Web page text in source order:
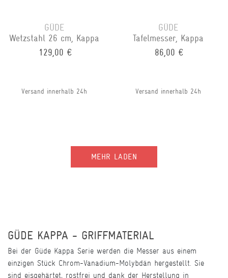
GÜDE
Wetzstahl 26 cm, Kappa
129,00 €
Versand innerhalb 24h
GÜDE
Tafelmesser, Kappa
86,00 €
Versand innerhalb 24h
MEHR LADEN
GÜDE KAPPA - GRIFFMATERIAL
Bei der Güde Kappa Serie werden die Messer aus einem
einzigen Stück Chrom-Vanadium-Molybdän hergestellt. Sie
sind eisgehärtet, rostfrei und dank der Herstellung in